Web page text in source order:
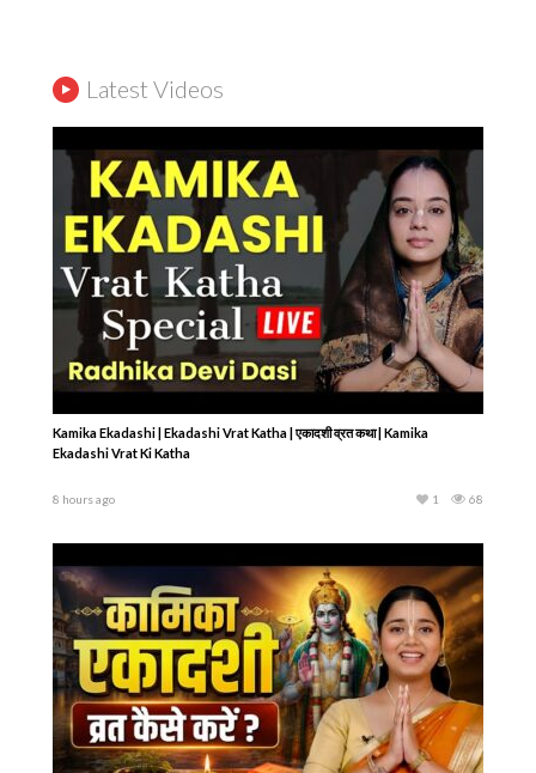
Latest Videos
Kamika Ekadashi | Ekadashi Vrat Katha | एकादशी व्रत कथा | Kamika
Ekadashi Vrat Ki Katha
8 hours ago 68
1